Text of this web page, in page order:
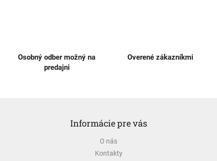
Osobný odber možný na
predajni
Overené zákazníkmi
Informácie pre vás
O nás
Kontakty